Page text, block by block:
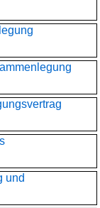
und